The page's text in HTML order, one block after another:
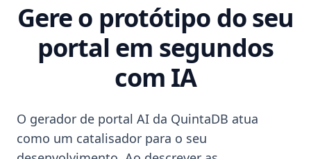
Gere o protótipo do seu
portal em segundos
com IA
O gerador de portal AI da QuintaDB atua
como um catalisador para o seu